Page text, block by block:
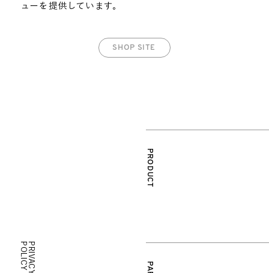
ューを提供しています。
SHOP SITE
P
R
I
V
A
C
Y
P
O
L
I
C
Y
PRODUCT